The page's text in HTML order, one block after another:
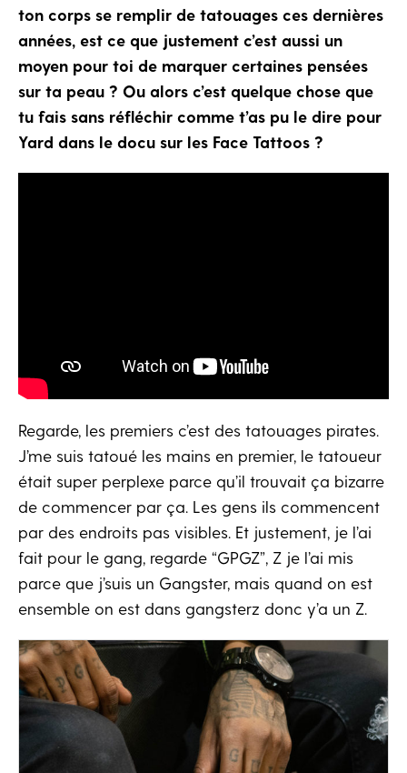
ton corps se remplir de tatouages ces dernières
années, est ce que justement c’est aussi un
moyen pour toi de marquer certaines pensées
sur ta peau ? Ou alors c’est quelque chose que
tu fais sans réfléchir comme t’as pu le dire pour
Yard dans le docu sur les Face Tattoos ?
Regarde, les premiers c’est des tatouages pirates.
J’me suis tatoué les mains en premier, le tatoueur
était super perplexe parce qu’il trouvait ça bizarre
de commencer par ça. Les gens ils commencent
par des endroits pas visibles. Et justement, je l’ai
fait pour le gang, regarde “GPGZ”, Z je l’ai mis
parce que j’suis un Gangster, mais quand on est
ensemble on est dans gangsterz donc y’a un Z.